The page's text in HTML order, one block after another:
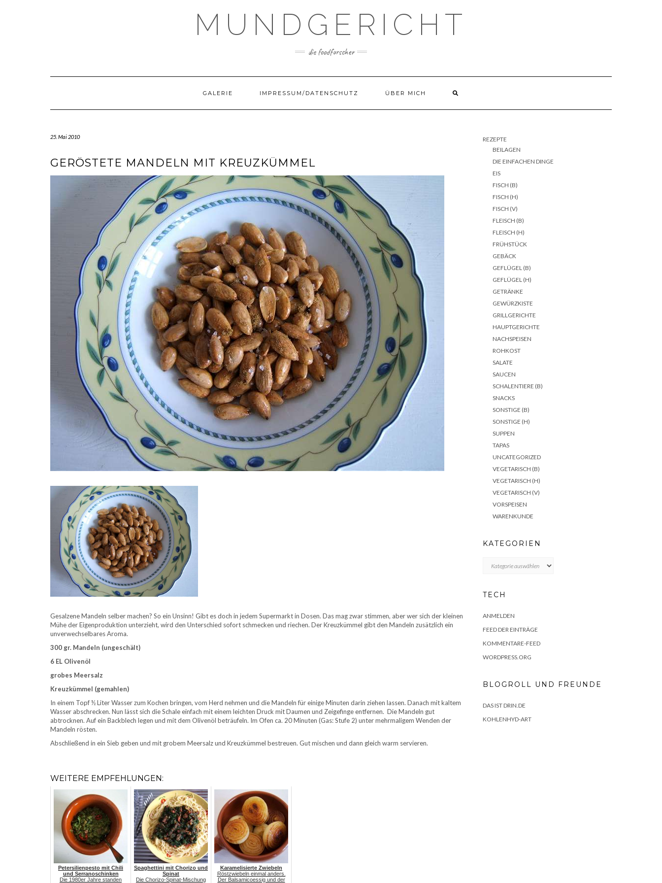
MUNDGERICHT
die foodforscher
GALERIE IMPRESSUM/DATENSCHUTZ ÜBER MICH
25. Mai 2010
GERÖSTETE MANDELN MIT KREUZKÜMMEL
Gesalzene Mandeln selber machen? So ein Unsinn! Gibt es doch in jedem Supermarkt in Dosen. Das mag zwar stimmen, aber wer sich der kleinen
Mühe der Eigenproduktion unterzieht, wird den Unterschied sofort schmecken und riechen. Der Kreuzkümmel gibt den Mandeln zusätzlich ein
unverwechselbares Aroma.
300 gr. Mandeln (ungeschält)
6 EL Olivenöl
grobes Meersalz
Kreuzkümmel (gemahlen)
In einem Topf ½ Liter Wasser zum Kochen bringen, vom Herd nehmen und die Mandeln für einige Minuten darin ziehen lassen. Danach mit kaltem
Wasser abschrecken. Nun lässt sich die Schale einfach mit einem leichten Druck mit Daumen und Zeigefinge entfernen. Die Mandeln gut
abtrocknen. Auf ein Backblech legen und mit dem Olivenöl beträufeln. Im Ofen ca. 20 Minuten (Gas: Stufe 2) unter mehrmaligem Wenden der
Mandeln rösten.
Abschließend in ein Sieb geben und mit grobem Meersalz und Kreuzkümmel bestreuen. Gut mischen und dann gleich warm servieren.
WEITERE EMPFEHLUNGEN:
Petersilienpesto mit Chili
und Serranoschinken
Die 1980er Jahre standen
Spaghettini mit Chorizo und
Spinat
Die Chorizo-Spinat-Mischung
Karamelisierte Zwiebeln
Röstzwiebeln einmal anders.
Der Balsamicoessig und der
REZEPTE
BEILAGEN
DIE EINFACHEN DINGE
EIS
FISCH (B)
FISCH (H)
FISCH (V)
FLEISCH (B)
FLEISCH (H)
FRÜHSTÜCK
GEBÄCK
GEFLÜGEL (B)
GEFLÜGEL (H)
GETRÄNKE
GEWÜRZKISTE
GRILLGERICHTE
HAUPTGERICHTE
NACHSPEISEN
ROHKOST
SALATE
SAUCEN
SCHALENTIERE (B)
SNACKS
SONSTIGE (B)
SONSTIGE (H)
SUPPEN
TAPAS
UNCATEGORIZED
VEGETARISCH (B)
VEGETARISCH (H)
VEGETARISCH (V)
VORSPEISEN
WARENKUNDE
KATEGORIEN
TECH
ANMELDEN
FEED DER EINTRÄGE
KOMMENTARE-FEED
WORDPRESS.ORG
BLOGROLL UND FREUNDE
DAS IST DRIN.DE
KOHLENHYD-ART